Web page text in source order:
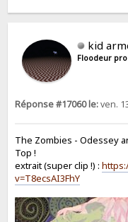
kid
Floodeur pro
Réponse #17060 le:ven.
The Zombies - Odessey
Top !
extrait (super clip !) :
v=T8ecsAI3FhY